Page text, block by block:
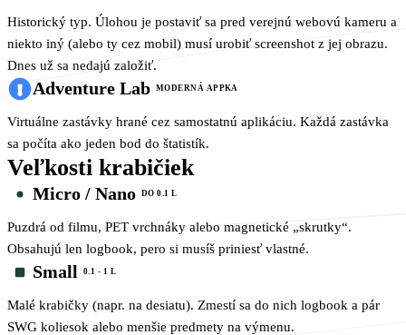
Historický typ. Úlohou je postaviť sa pred verejnú webovú kameru a
niekto iný (alebo ty cez mobil) musí urobiť screenshot z jej obrazu.
Dnes už sa nedajú založiť.
Adventure Lab MODERNÁ APPKA
Virtuálne zastávky hrané cez samostatnú aplikáciu. Každá zastávka
sa počíta ako jeden bod do štatistík.
Veľkosti krabičiek
Micro / Nano DO 0.1 L
Puzdrá od filmu, PET vrchnáky alebo magnetické „skrutky“.
Obsahujú len logbook, pero si musíš priniesť vlastné.
Small 0.1 - 1 L
Malé krabičky (napr. na desiatu). Zmestí sa do nich logbook a pár
SWG koliesok alebo menšie predmety na výmenu.